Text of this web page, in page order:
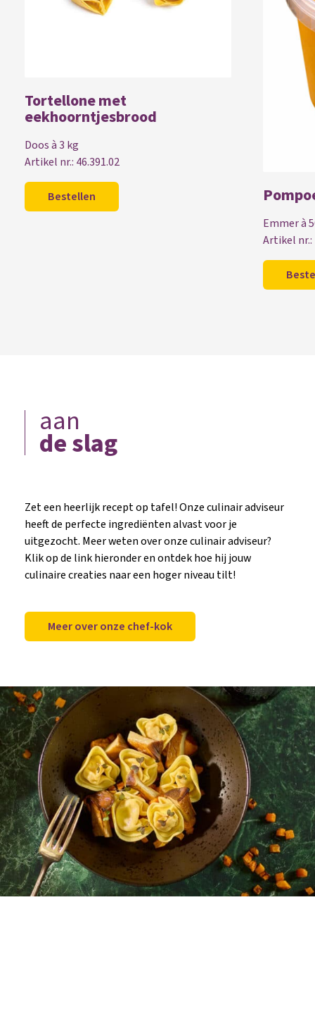
Tortellone met
eekhoorntjesbrood
Doos à 3 kg
Artikel nr.: 46.391.02
Bestellen
Emmer à
Artikel nr.:
aan
de slag
Zet een heerlijk recept op tafel! Onze culinair adviseur
heeft de perfecte ingrediënten alvast voor je
uitgezocht. Meer weten over onze culinair adviseur?
Klik op de link hieronder en ontdek hoe hij jouw
culinaire creaties naar een hoger niveau tilt!
Meer over onze chef-kok